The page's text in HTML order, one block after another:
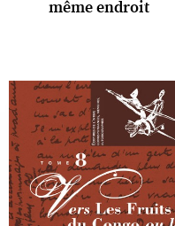
même endroit